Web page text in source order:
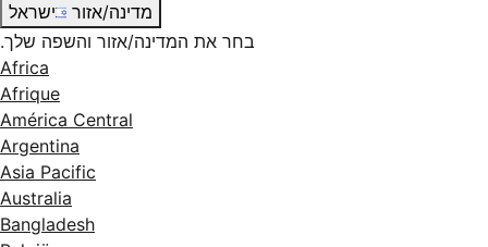
מדינה/אזור
ישראל
בחר את המדינה/אזור והשפה שלך.
Africa
Afrique
América Central
Argentina
Asia Pacific
Australia
Bangladesh